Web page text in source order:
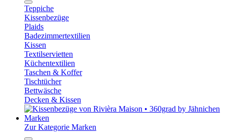
Teppiche
Kissenbezüge
Plaids
Badezimmertextilien
Kissen
Textilservietten
Küchentextilien
Taschen & Koffer
Tischtücher
Bettwäsche
Decken & Kissen
Marken
Zur Kategorie Marken